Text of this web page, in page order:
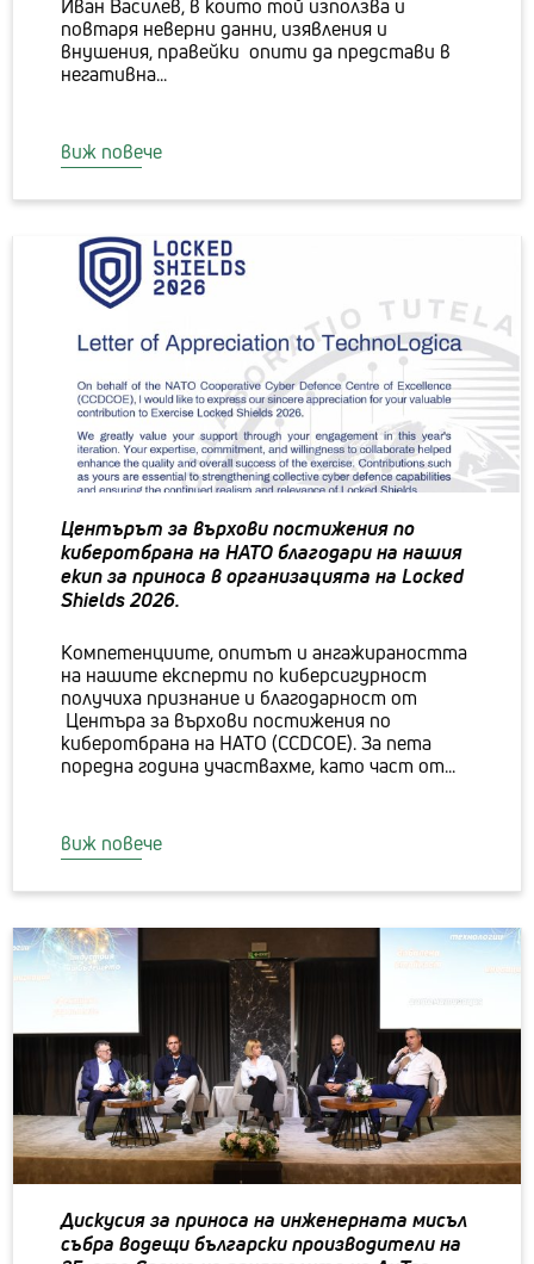
Иван Василев, в които той използва и
повтаря неверни данни, изявления и
внушения, правейки опити да представи в
негативна...
виж повече
Центърът за върхови постижения по
киберотбрана на НАТО благодари на нашия
екип за приноса в организацията на Locked
Shields 2026.
Компетенциите, опитът и ангажираността
на нашите експерти по киберсигурност
получиха признание и благодарност от
Центъра за върхови постижения по
киберотбрана на НАТО (CCDCOE). За пета
поредна година участвахме, като част от...
виж повече
Дискусия за приноса на инженерната мисъл
събра водещи български производители на